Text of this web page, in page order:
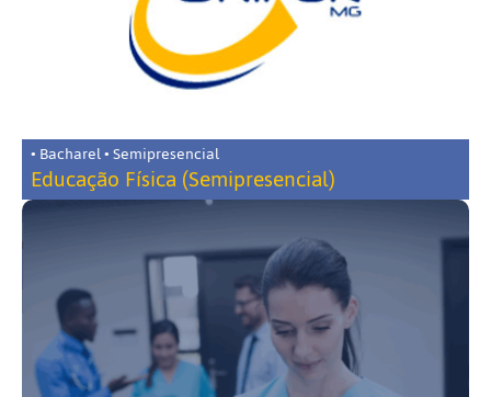
• Bacharel • Semipresencial
Educação Física (Semipresencial)